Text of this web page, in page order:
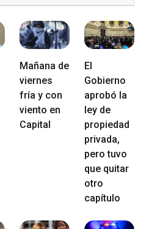
Mañana de
viernes
fría y con
viento en
Capital
El
Gobierno
aprobó la
ley de
propiedad
privada,
pero tuvo
que quitar
otro
capítulo